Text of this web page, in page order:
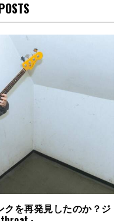
を再発見したのか？ジ